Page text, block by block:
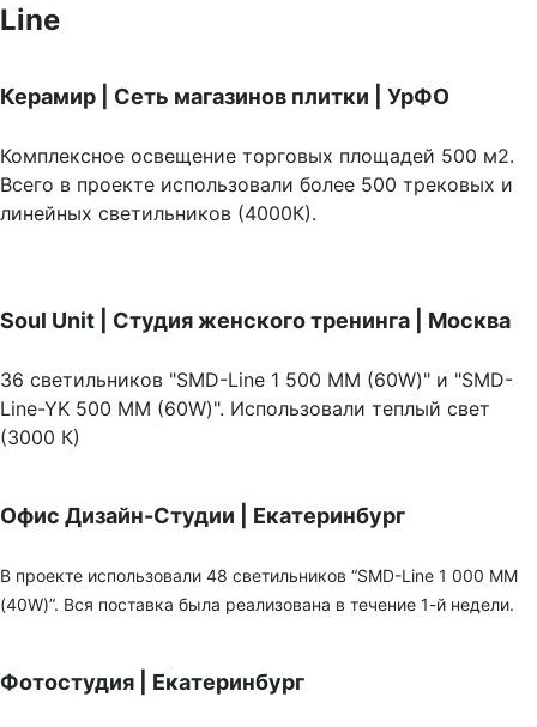
Line
Керамир | Сеть магазинов плитки | УрФО
Комплексное освещение торговых площадей 500 м2.
Всего в проекте использовали более 500 трековых и
линейных светильников (4000К).
Soul Unit Студия женского тренинга | Москва
36 светильников "SMD-Line 1 500 ММ (60W)" и "SMD-
Line-YK 500 ММ (60W)". Использовали теплый свет
(3000 К)
Офис Дизайн-Студии | Екатеринбург
В проекте использовали 48 светильников “SMD-Line 1 000 ММ
(40W)”. Вся поставка была реализована в течение 1-й недели.
Фотостудия | Екатеринбург